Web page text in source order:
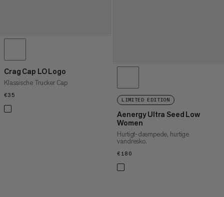
Crag Cap LO Logo
Klassische Trucker Cap
€35
LIMITED EDITION
Aenergy Ultra Seed Low
Women
Hurtigt-dæmpede, hurtige
vandresko.
€180